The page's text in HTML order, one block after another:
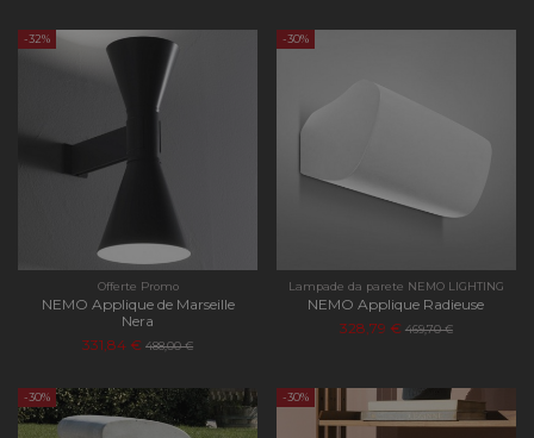
-32%
Offerte Promo
NEMO Applique de Marseille
Nera
331,84 € 488,00 €
-30%
Lampade da parete NEMO LIGHTING
NEMO Applique Radieuse
328,79 € 469,70 €
-30% -30%